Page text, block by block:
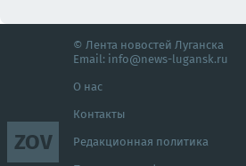
ZOV
© Лента новостей Луганска
Email: info@news-lugansk.ru
О нас
Контакты
Редакционная политика